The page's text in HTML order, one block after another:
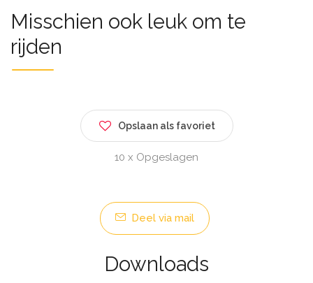
Misschien ook leuk om te
rijden
Opslaan als favoriet
10 x Opgeslagen
Deel via mail
Downloads